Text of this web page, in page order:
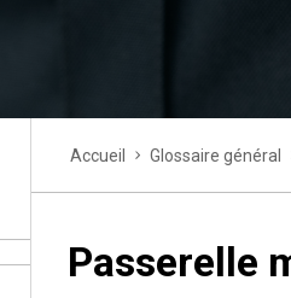
Accueil Glossaire général
Passerelle